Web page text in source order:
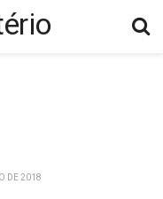
DE 2018